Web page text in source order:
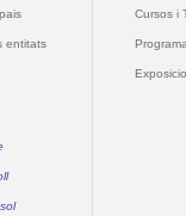
entitats
Cursos i